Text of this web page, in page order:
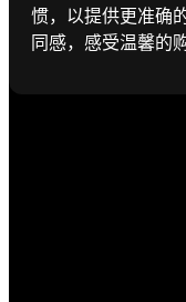
惯，以提供更准确
同感，感受温馨的